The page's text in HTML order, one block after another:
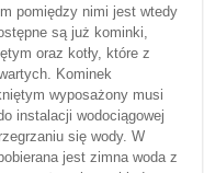
pomiędzy nimi jest wtedy
są już kominki,
oraz kotły, które z
Kominek
wyposażony musi
instalacji wodociągowej
się wody. W
jest zimna woda z